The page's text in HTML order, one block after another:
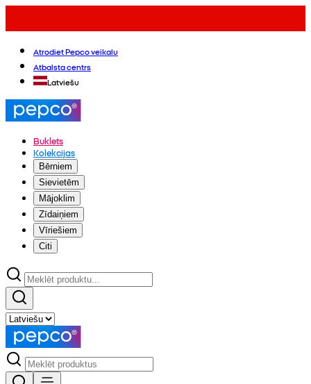
Atrodiet Pepco veikalu
Atbalsta centrs
Latviešu
Buklets
Kolekcijas
Bērniem
Sievietēm
Mājoklim
Zīdaiņiem
Vīriešiem
Citi